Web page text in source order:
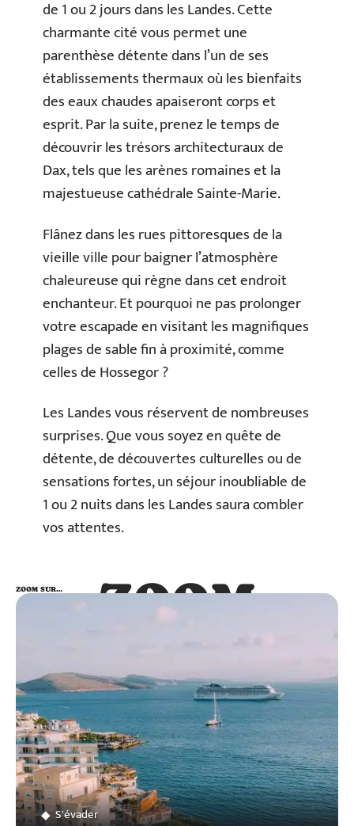
de 1 ou 2 jours dans les Landes. Cette
charmante cité vous permet une
parenthèse détente dans l’un de ses
établissements thermaux où les bienfaits
des eaux chaudes apaiseront corps et
esprit. Par la suite, prenez le temps de
découvrir les trésors architecturaux de
Dax, tels que les arènes romaines et la
majestueuse cathédrale Sainte-Marie.
Flânez dans les rues pittoresques de la
vieille ville pour baigner l’atmosphère
chaleureuse qui règne dans cet endroit
enchanteur. Et pourquoi ne pas prolonger
votre escapade en visitant les magnifiques
plages de sable fin à proximité, comme
celles de Hossegor ?
Les Landes vous réservent de nombreuses
surprises. Que vous soyez en quête de
détente, de découvertes culturelles ou de
sensations fortes, un séjour inoubliable de
1 ou 2 nuits dans les Landes saura combler
vos attentes.
ZOOM
SUR…
ZOOM SUR…
S'évader